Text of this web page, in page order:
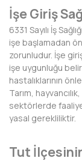
BAYBURT
BİLECİK
BİNGÖL
BİTLİS
BOLU
BURDUR
İşe Giriş
6331 Sayılı İş
işe başlamadan
zorunludur. İşe
işe uygunluğu
hastalıklarının
Tarım,
sektörlerde
yasal gerekliliktir.
Tut